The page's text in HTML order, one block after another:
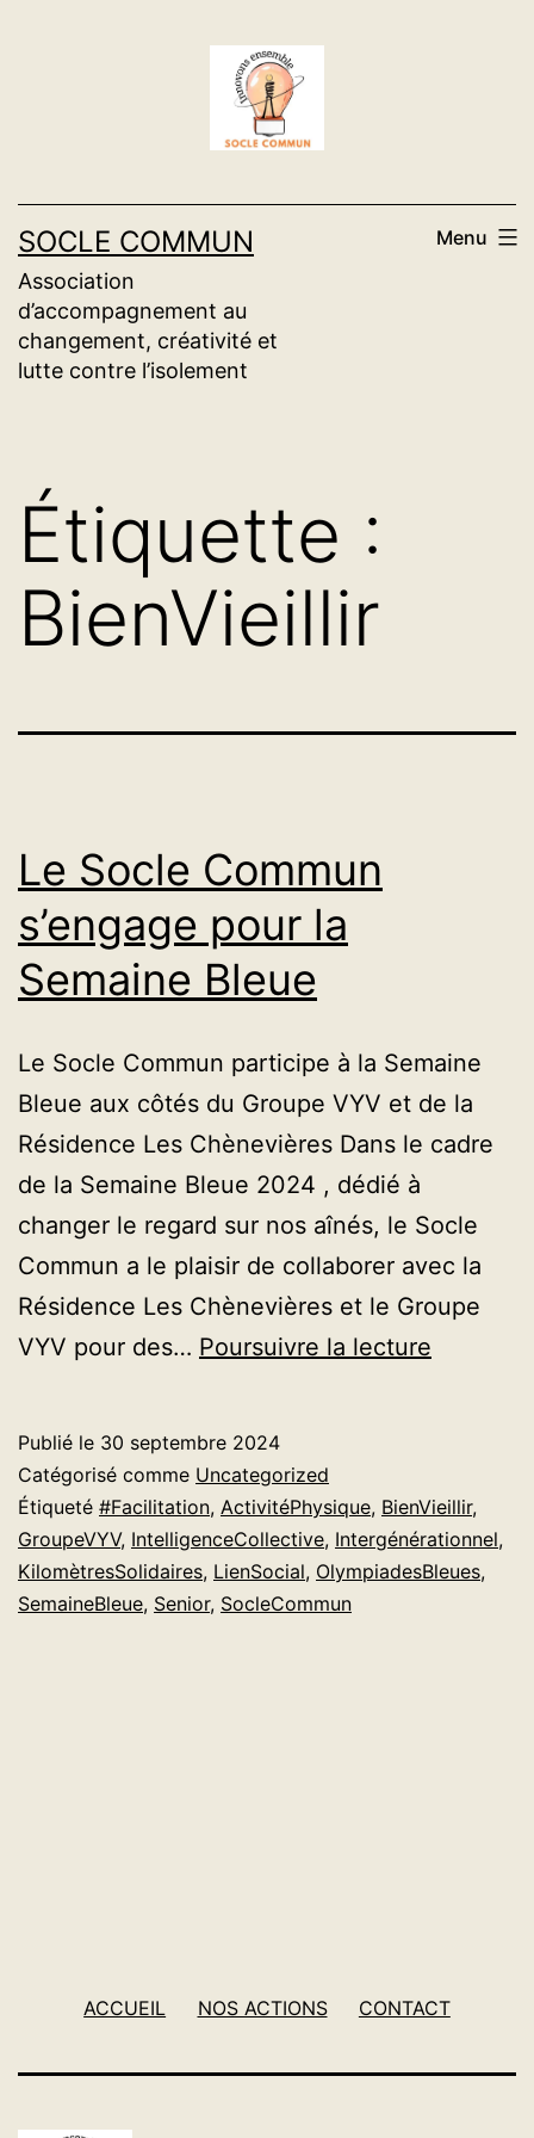
SOCLE COMMUN
Association
d’accompagnement au
changement, créativité et
lutte contre l’isolement
Menu
Étiquette :
BienVieillir
Le Socle Commun
s’engage pour la
Semaine Bleue
Le Socle Commun participe à la Semaine
Bleue aux côtés du Groupe VYV et de la
Résidence Les Chènevières Dans le cadre
de la Semaine Bleue 2024 , dédié à
changer le regard sur nos aînés, le Socle
Commun a le plaisir de collaborer avec la
Résidence Les Chènevières et le Groupe
VYV pour des… Poursuivre la lecture
pour
la
Semaine
Publié le 30 septembre 2024
Catégorisé comme Uncategorized
Étiqueté #Facilitation, ActivitéPhysique, BienVieillir,
GroupeVYV, IntelligenceCollective, Intergénérationnel,
KilomètresSolidaires, LienSocial, OlympiadesBleues,
SemaineBleue, Senior, SocleCommun
ACCUEIL NOS ACTIONS CONTACT